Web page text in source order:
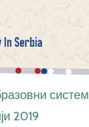
систем
2019